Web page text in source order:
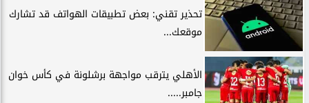
تحذير تقني: بعض تطبيقات الهواتف قد تشارك
موقعك...
الأهلي يترقب مواجهة برشلونة في كأس خوان
جامبر.....